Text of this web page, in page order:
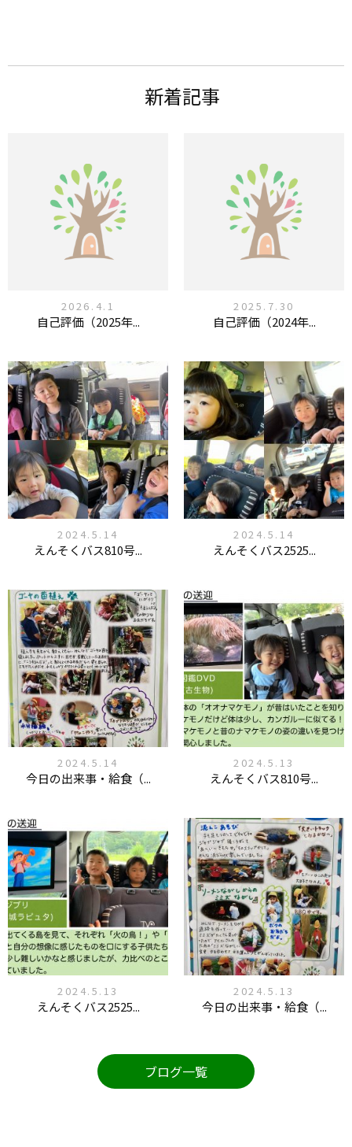
新着記事
2026.4.1
自己評価（2025年...
2025.7.30
自己評価（2024年...
2024.5.14
えんそくバス810号...
2024.5.14
えんそくバス2525...
2024.5.14
今日の出来事・給食（...
2024.5.13
えんそくバス810号...
2024.5.13
えんそくバス2525...
2024.5.13
今日の出来事・給食（...
ブログ一覧